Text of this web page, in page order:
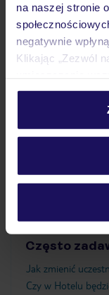
na naszej stronie
negatywnie
Klikając „Zezwól
personalizować
Szczegółowe
Pokoje
Atrakcje
Ważne
Często
Jak zmienić
Czy w Hotelu